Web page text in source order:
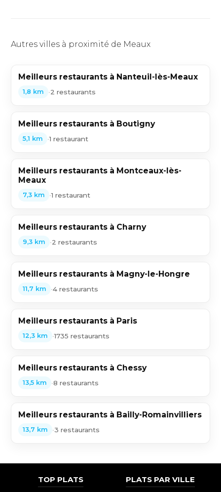
Autres villes à proximité de Meaux
Meilleurs restaurants à Nanteuil-lès-Meaux
1,8 km •2 restaurants
Meilleurs restaurants à Boutigny
5,1 km •1 restaurant
Meilleurs restaurants à Montceaux-lès-
Meaux
7,3 km •1 restaurant
Meilleurs restaurants à Charny
9,3 km •2 restaurants
Meilleurs restaurants à Magny-le-Hongre
11,7 km •4 restaurants
Meilleurs restaurants à Paris
12,3 km •1735 restaurants
Meilleurs restaurants à Chessy
13,5 km •8 restaurants
Meilleurs restaurants à Bailly-Romainvilliers
13,7 km •3 restaurants
TOP PLATS PLATS PAR VILLE